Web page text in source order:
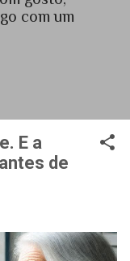
com um
E a
de